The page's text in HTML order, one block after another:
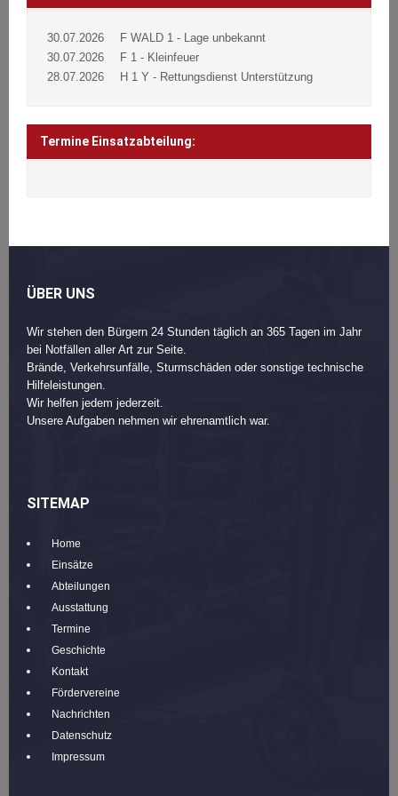
30.07.2026
F WALD 1 - Lage unbekannt
30.07.2026
F 1 - Kleinfeuer
28.07.2026
H 1 Y - Rettungsdienst Unterstützung
Termine Einsatzabteilung:
ÜBER UNS
Wir stehen den Bürgern 24 Stunden täglich an 365 Tagen im Jahr
bei Notfällen aller Art zur Seite.
Brände, Verkehrsunfälle, Sturmschäden oder sonstige technische
Hilfeleistungen.
Wir helfen jedem jederzeit.
Unsere Aufgaben nehmen wir ehrenamtlich war.
SITEMAP
Home
Einsätze
Abteilungen
Ausstattung
Termine
Geschichte
Kontakt
Fördervereine
Nachrichten
Datenschutz
Impressum